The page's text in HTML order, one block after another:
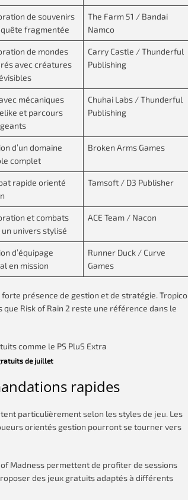
de souvenirs
fragmentée
The Farm 51 / Bandai
Namco
de mondes
avec créatures
Carry Castle / Thunderful
Publishing
mécaniques
et parcours
Chuhai Labs / Thunderful
Publishing
d’un domaine
complet
Broken Arms Games
rapide orienté
Tamsoft / D3 Publisher
et combats
un univers stylisé
ACE Team / Nacon
d’équipage
en mission
Runner Duck / Curve
Games
présence de gestion et de stratégie. Tropico
Risk of Rain 2 reste une référence dans le
de juillet
rapides
particulièrement selon les styles de jeu. Les
orientés gestion pourront se tourner vers
Madness permettent de profiter de sessions
des jeux gratuits adaptés à différents